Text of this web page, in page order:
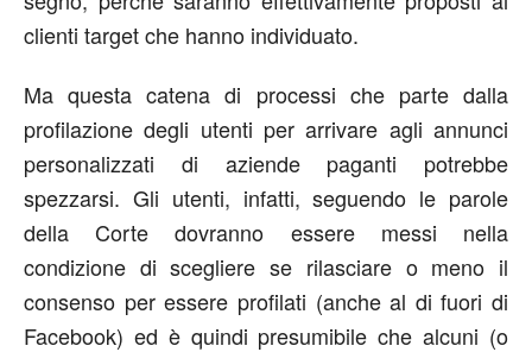
clienti target che hanno individuato.
Ma questa catena di processi che parte dalla
profilazione degli utenti per arrivare agli annunci
personalizzati di aziende paganti potrebbe
spezzarsi. Gli utenti, infatti, seguendo le parole
della Corte dovranno essere messi nella
condizione di scegliere se rilasciare o meno il
consenso per essere profilati (anche al di fuori di
Facebook) ed è quindi presumibile che alcuni (o